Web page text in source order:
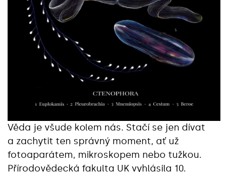
Věda je všude kolem nás. Stačí se jen dívat
a zachytit ten správný moment, ať už
fotoaparátem, mikroskopem nebo tužkou.
Přírodovědecká fakulta UK vyhlásila 10.